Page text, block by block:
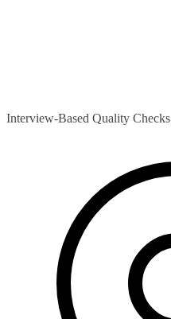
Interview-Based Quality Checks